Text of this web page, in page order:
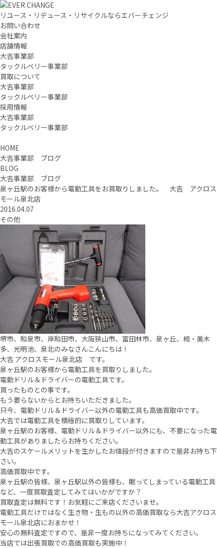
リユース・リデュース・リサイクルならエバーチェンジ
お問い合わせ
会社案内
店舗情報
大吉事業部
タックルベリー事業部
買取について
大吉事業部
タックルベリー事業部
採用情報
大吉事業部
タックルベリー事業部
HOME
大吉事業部 ブログ
BLOG
大吉事業部 ブログ
泉ヶ丘駅のお客様から電動工具をお買取りしました。 大吉 アクロス
モール泉北店
2016.04.07
その他
堺市、和泉市、岸和田市、大阪狭山市、富田林市、泉ヶ丘、栂・美木
多、光明池、泉北のみなさんこんにちは！
大吉 アクロスモール泉北店 です。
泉ヶ丘駅のお客様から電動工具を買取りしました。
電動ドリル＆ドライバーの電動工具です。
買ったものとの事です。
もう要らないからとお持ちいただきました。
只今、電動ドリル＆ドライバー以外の電動工具も高価買取中です。
大吉では電動工具を積極的に買取りしています。
泉ヶ丘駅のお客様、電動ドリル＆ドライバー以外にも、不要になった電
動工具がありましたらお持ちください。
大吉のスケールメリットを生かしたお値段が付きますので是非お持ち下
さい。
高価買取中です。
泉ヶ丘駅の皆様、泉ヶ丘駅以外の皆様も、眠ってしまっている電動工具
など、一度買取査定してみてはいかがですか？
買取査定は無料です！お気軽にご来店くださいませ。
電動工具だけではなく生き物・生もの以外の高価買取なら大吉アクロス
モール泉北店におまかせ！
安心の無料査定ですので、是非一度お持ちになってみてください。
当店では出張買取での高価買取も実施中！